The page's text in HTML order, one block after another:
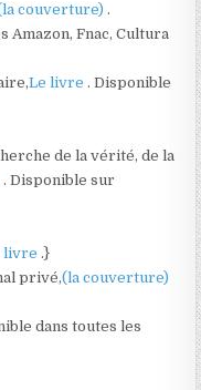
couverture).
Amazon, Fnac, Cultura
Le livre. Disponible
de la vérité, de la
. Disponible sur
livre.}
privé,(la couverture)
dans toutes les